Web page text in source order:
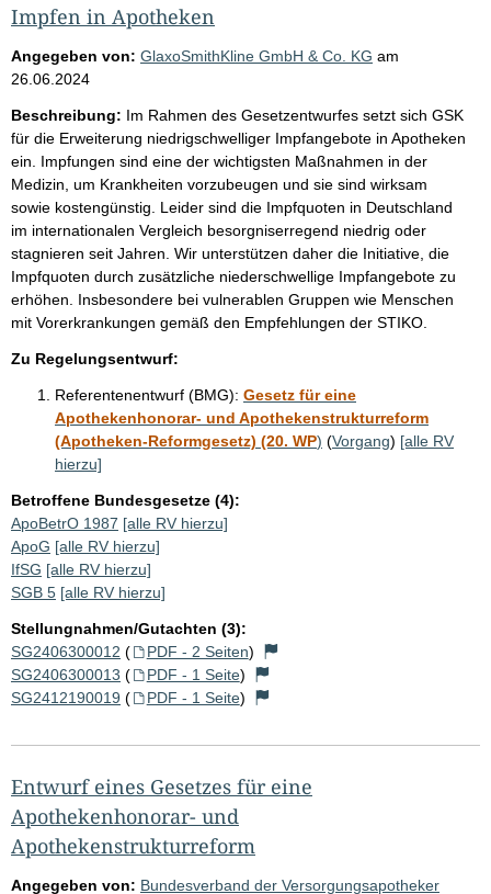
Impfen in Apotheken
Angegeben von: GlaxoSmithKline GmbH & Co. KG am
26.06.2024
Beschreibung: Im Rahmen des Gesetzentwurfes setzt sich GSK
für die Erweiterung niedrigschwelliger Impfangebote in Apotheken
ein. Impfungen sind eine der wichtigsten Maßnahmen in der
Medizin, um Krankheiten vorzubeugen und sie sind wirksam
sowie kostengünstig. Leider sind die Impfquoten in Deutschland
im internationalen Vergleich besorgniserregend niedrig oder
stagnieren seit Jahren. Wir unterstützen daher die Initiative, die
Impfquoten durch zusätzliche niederschwellige Impfangebote zu
erhöhen. Insbesondere bei vulnerablen Gruppen wie Menschen
mit Vorerkrankungen gemäß den Empfehlungen der STIKO.
Zu Regelungsentwurf:
Referentenentwurf (BMG): Gesetz für eine
Apothekenhonorar- und Apothekenstrukturreform
(Apotheken-Reformgesetz) (20. WP) (Vorgang) [alle RV
hierzu]
Betroffene Bundesgesetze (4):
ApoBetrO 1987 [alle RV hierzu]
ApoG [alle RV hierzu]
IfSG [alle RV hierzu]
SGB 5 [alle RV hierzu]
Stellungnahmen/Gutachten (3):
SG2406300012 ( PDF - 2 Seiten)
SG2406300013 ( PDF - 1 Seite)
SG2412190019 ( PDF - 1 Seite)
Entwurf eines Gesetzes für eine
Apothekenhonorar- und
Apothekenstrukturreform
Angegeben von: Bundesverband der Versorgungsapotheker